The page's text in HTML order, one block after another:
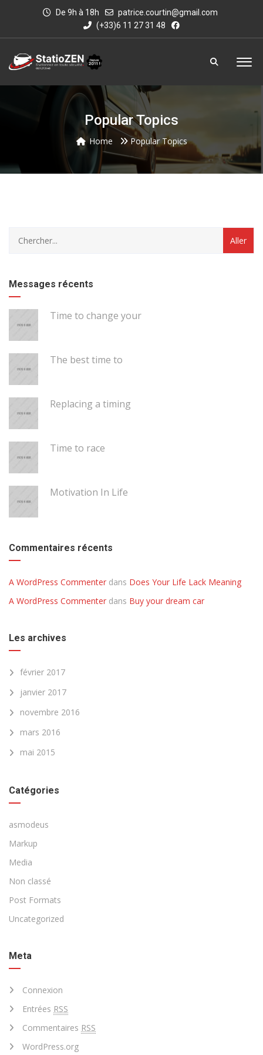
De 9h à 18h
patrice.courtin@gmail.com
(+33)6 11 27 31 48
Popular Topics
Home Popular Topics
Messages récents
Time to change your
The best time to
Replacing a timing
Time to race
Motivation In Life
Commentaires récents
A WordPress Commenter dans Does Your Life Lack Meaning
A WordPress Commenter dans Buy your dream car
Les archives
février 2017
janvier 2017
novembre 2016
mars 2016
mai 2015
Catégories
asmodeus
Markup
Media
Non classé
Post Formats
Uncategorized
Meta
Connexion
Entrées RSS
Commentaires RSS
WordPress.org
with